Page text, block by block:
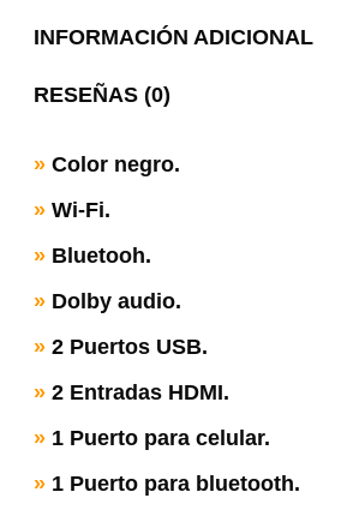
INFORMACIÓN ADICIONAL
RESEÑAS (0)
» Color negro.
» Wi-Fi.
» Bluetooh.
» Dolby audio.
» 2 Puertos USB.
» 2 Entradas HDMI.
» 1 Puerto para celular.
» 1 Puerto para bluetooth.